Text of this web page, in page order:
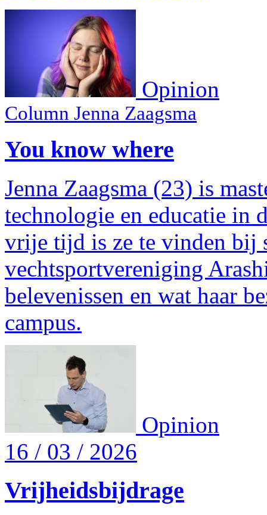
Opinion
Column Jenna Zaagsma
You know where
Jenna Zaagsma (23) is
technologie en educatie in
vrije tijd is ze te vinden bij
vechtsportvereniging
belevenissen en wat haar
campus.
Opinion
16 / 03 / 2026
Vrijheidsbijdrage